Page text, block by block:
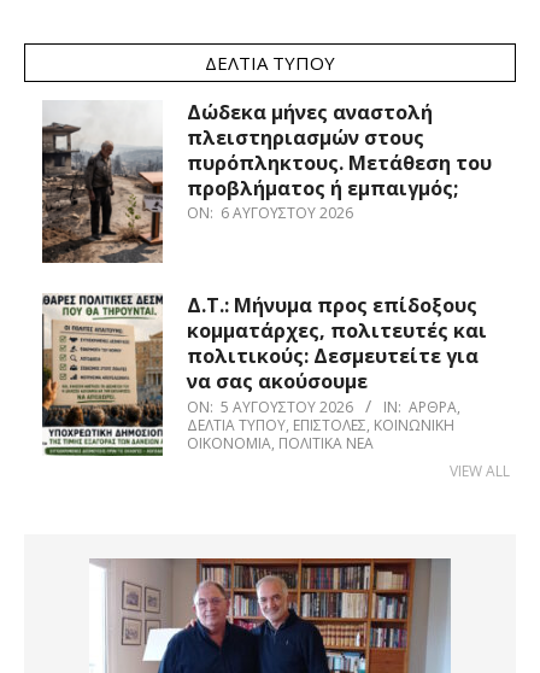
ΔΕΛΤΊΑ ΤΎΠΟΥ
Δώδεκα μήνες αναστολή
πλειστηριασμών στους
πυρόπληκτους. Μετάθεση του
προβλήματος ή εμπαιγμός;
ON: 6 ΑΥΓΟΎΣΤΟΥ 2026
Δ.Τ.: Μήνυμα προς επίδοξους
κομματάρχες, πολιτευτές και
πολιτικούς: Δεσμευτείτε για
να σας ακούσουμε
ON: 5 ΑΥΓΟΎΣΤΟΥ 2026 IN: ΆΡΘΡΑ,
ΔΕΛΤΊΑ ΤΎΠΟΥ, ΕΠΙΣΤΟΛΈΣ, ΚΟΙΝΩΝΙΚΉ
ΟΙΚΟΝΟΜΊΑ, ΠΟΛΙΤΙΚΆ ΝΈΑ
VIEW ALL